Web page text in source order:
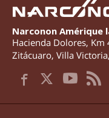
Narconon Amérique
Hacienda Dolores, Km
Zitácuaro, Villa Victoria,